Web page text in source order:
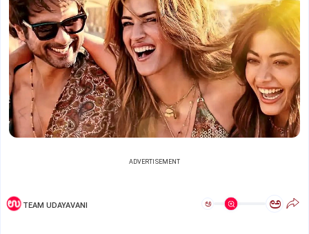
ADVERTISEMENT
TEAM UDAYAVANI ಅ ಅ